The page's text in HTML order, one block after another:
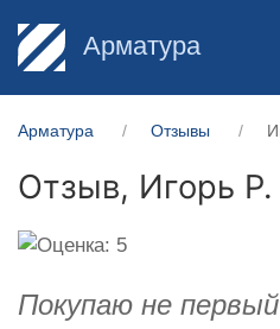
Арматура
Арматура Отзывы
Отзыв, Игорь Р.
Покупаю не